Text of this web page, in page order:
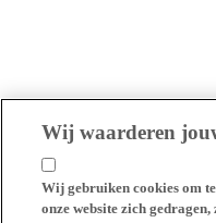
Wij waarderen
Wij gebruiken cookies om
onze website zich